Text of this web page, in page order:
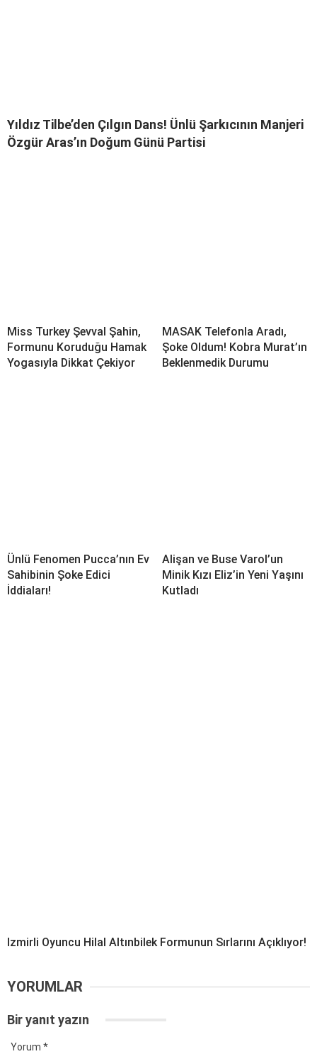
Yıldız Tilbe’den Çılgın Dans! Ünlü Şarkıcının Manjeri
Özgür Aras’ın Doğum Günü Partisi
Miss Turkey Şevval Şahin,
Formunu Koruduğu Hamak
Yogasıyla Dikkat Çekiyor
MASAK Telefonla Aradı,
Şoke Oldum! Kobra Murat’ın
Beklenmedik Durumu
Ünlü Fenomen Pucca’nın Ev
Sahibinin Şoke Edici
İddiaları!
Alişan ve Buse Varol’un
Minik Kızı Eliz’in Yeni Yaşını
Kutladı
Izmirli Oyuncu Hilal Altınbilek Formunun Sırlarını Açıklıyor!
YORUMLAR
Bir yanıt yazın
Yorum *